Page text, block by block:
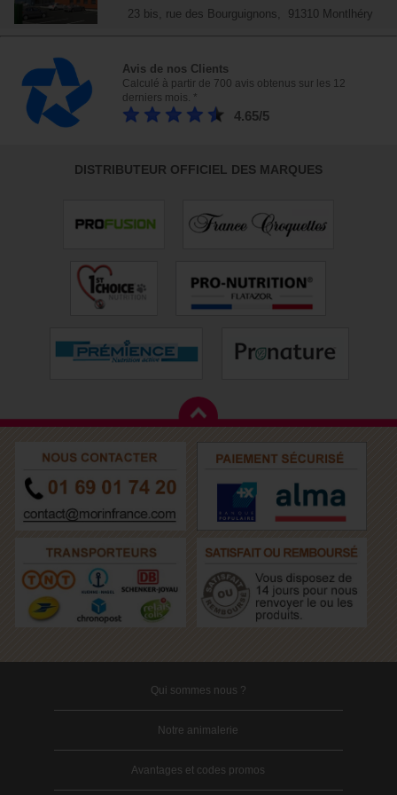
23 bis, rue des Bourguignons, 91310 Montlhéry
Avis de nos Clients
Calculé à partir de 700 avis obtenus sur les 12
derniers mois. *
4.65/5
DISTRIBUTEUR OFFICIEL DES MARQUES
Qui sommes nous ?
Notre animalerie
Avantages et codes promos